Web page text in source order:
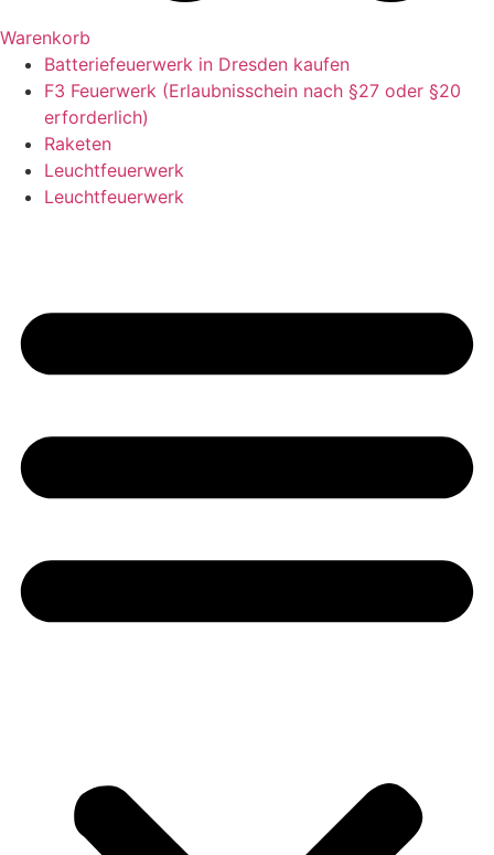
Warenkorb
Batteriefeuerwerk in Dresden kaufen
F3 Feuerwerk (Erlaubnisschein nach §27 oder §20
erforderlich)
Raketen
Leuchtfeuerwerk
Leuchtfeuerwerk